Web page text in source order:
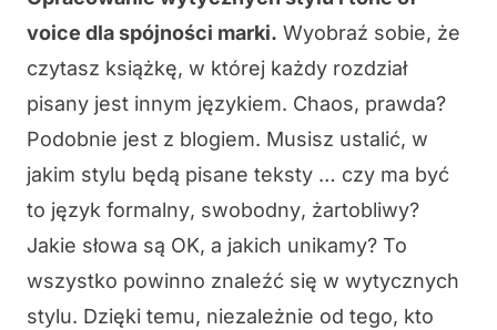
voice dla spójności marki. Wyobraź sobie, że
czytasz książkę, w której każdy rozdział
pisany jest innym językiem. Chaos, prawda?
Podobnie jest z blogiem. Musisz ustalić, w
jakim stylu będą pisane teksty … czy ma być
to język formalny, swobodny, żartobliwy?
Jakie słowa są OK, a jakich unikamy? To
wszystko powinno znaleźć się w wytycznych
stylu. Dzięki temu, niezależnie od tego, kto